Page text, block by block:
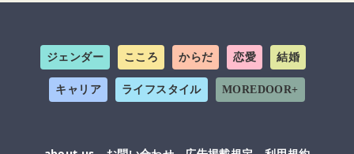
ジェンダー こころ からだ 恋愛 結婚
キャリア ライフスタイル MOREDOOR+